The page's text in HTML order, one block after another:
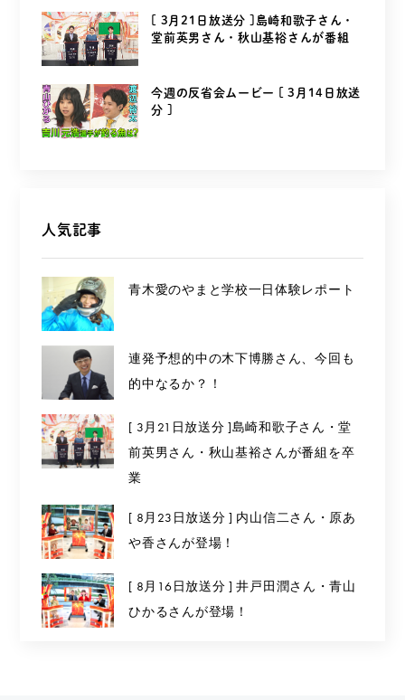
[ 3月21日放送分 ]島崎和歌子さん・
堂前英男さん・秋山基裕さんが番組
今週の反省会ムービー [ 3月14日放送
分 ]
人気記事
青木愛のやまと学校一日体験レポート
連発予想的中の木下博勝さん、今回も
的中なるか？！
[ 3月21日放送分 ]島崎和歌子さん・堂
前英男さん・秋山基裕さんが番組を卒
業
[ 8月23日放送分 ] 内山信二さん・原あ
や香さんが登場！
[ 8月16日放送分 ] 井戸田潤さん・青山
ひかるさんが登場！